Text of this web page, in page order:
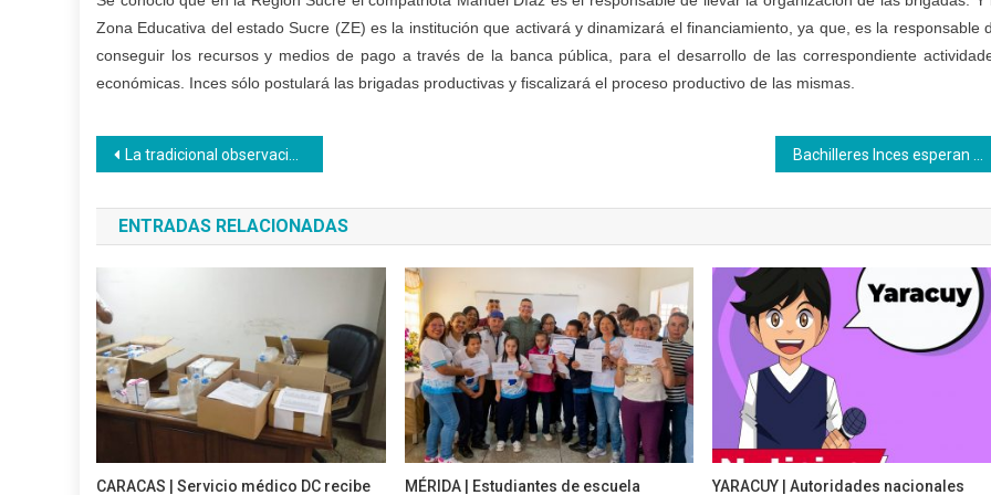
Zona Educativa del estado Sucre (ZE) es la institución que activará y dinamizará el financiamiento, ya que, es la responsable
conseguir los recursos y medios de pago a través de la banca pública, para el desarrollo de las correspondiente
económicas. Inces sólo postulará las brigadas productivas y fiscalizará el proceso productivo de las mismas.
Navegación
de
entradas
La tradicional observación de aves será materia de estudio en el Programa Turismo
ENTRADAS RELACIONADAS
CARACAS | Servicio médico DC recibe MÉRIDA | Estudiantes de escuela YARACUY | Autoridades nacionales